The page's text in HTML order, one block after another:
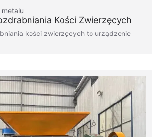
Kości Zwierzęcych
kości zwierzęcych to urządzenie